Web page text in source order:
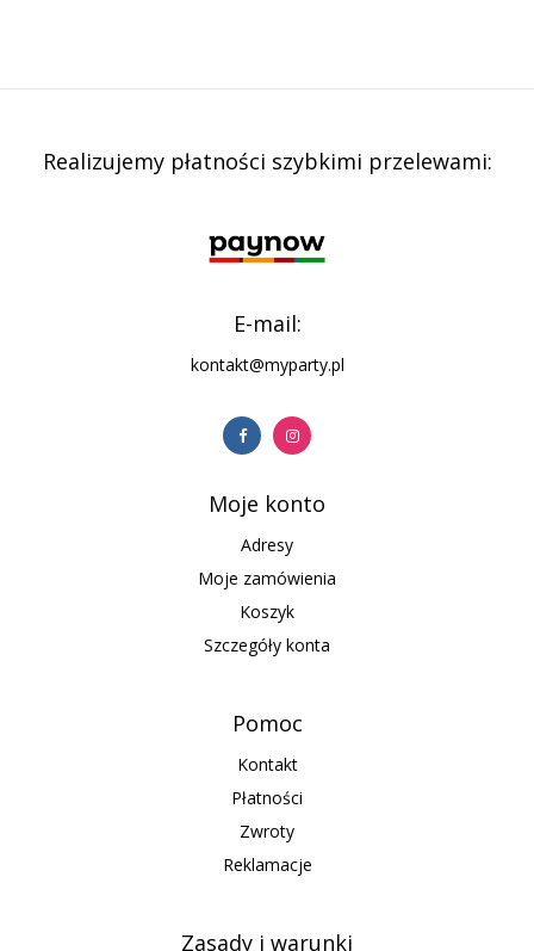
Realizujemy płatności szybkimi przelewami:
E-mail:
kontakt@myparty.pl
Moje konto
Adresy
Moje zamówienia
Koszyk
Szczegóły konta
Pomoc
Kontakt
Płatności
Zwroty
Reklamacje
Zasady i warunki